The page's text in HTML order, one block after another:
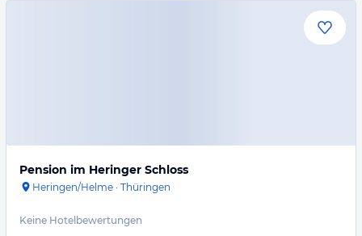
Pension im Heringer Schloss
Heringen/Helme · Thüringen
Keine Hotelbewertungen